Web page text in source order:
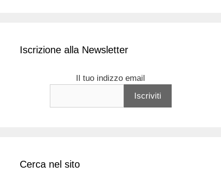
Iscrizione alla Newsletter
Il tuo indizzo email
Cerca nel sito